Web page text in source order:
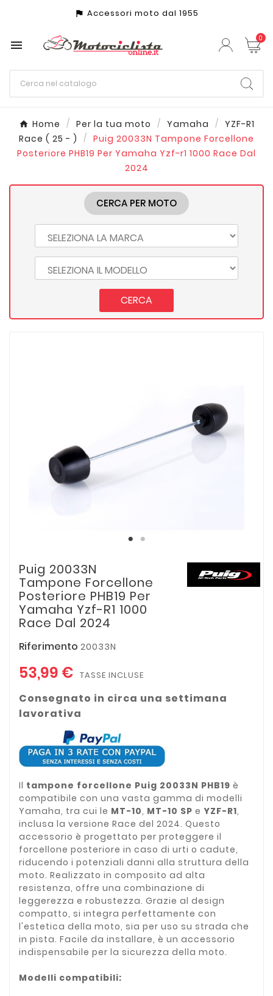
assistant_photo Accessori moto dal 1955
 0
Home Per la tua moto Yamaha
YZF-R1
Race ( 25 - )
Puig 20033N Tampone Forcellone
Posteriore PHB19 Per Yamaha Yzf-r1 1000 Race Dal
2024
CERCA PER MOTO
CERCA
Puig 20033N
Tampone Forcellone
Posteriore PHB19 Per
Yamaha Yzf-R1 1000
Race Dal 2024
Riferimento 20033N
53,99 € TASSE INCLUSE
Consegnato in circa una settimana
lavorativa
Il tampone forcellone Puig 20033N PHB19 è
compatibile con una vasta gamma di modelli
Yamaha, tra cui le MT-10, MT-10 SP e YZF-R1,
inclusa la versione Race del 2024. Questo
accessorio è progettato per proteggere il
forcellone posteriore in caso di urti o cadute,
riducendo i potenziali danni alla struttura della
moto. Realizzato in composito ad alta
resistenza, offre una combinazione di
leggerezza e robustezza. Grazie al design
compatto, si integra perfettamente con
l'estetica della moto, sia per uso su strada che
in pista. Facile da installare, è un accessorio
indispensabile per la sicurezza della moto.
Modelli compatibili: